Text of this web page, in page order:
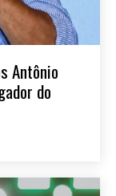
Antônio
do